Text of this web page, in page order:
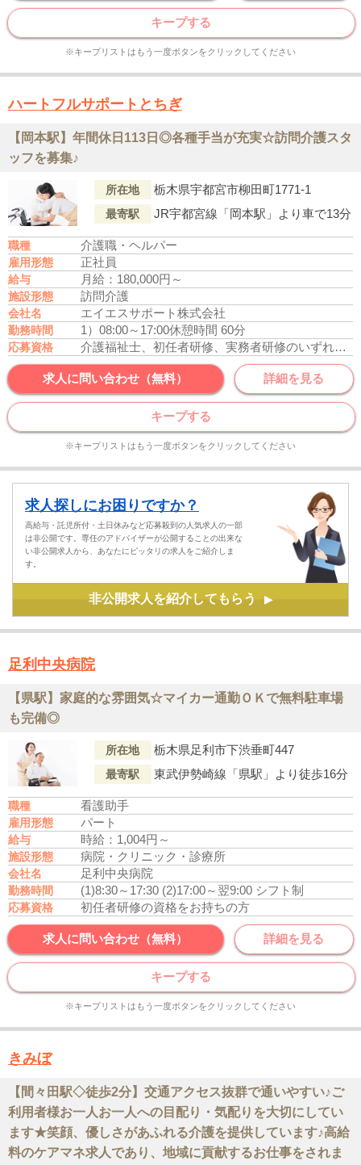
キープする
※キープリストはもう一度ボタンをクリックしてください
ハートフルサポートとちぎ
【岡本駅】年間休日113日◎各種手当が充実☆訪問介護スタ
ッフを募集♪
所在地 栃木県宇都宮市柳田町1771-1
最寄駅 JR宇都宮線「岡本駅」より車で13分
職種 介護職・ヘルパー
雇用形態 正社員
給与 月給：180,000円～
施設形態 訪問介護
会社名 エイエスサポート株式会社
勤務時間 1）08:00～17:00休憩時間 60分
応募資格 介護福祉士、初任者研修、実務者研修のいずれかの資格をお持ちの方
求人に問い合わせ（無料） 詳細を見る
キープする
※キープリストはもう一度ボタンをクリックしてください
求人探しにお困りですか？
高給与・託児所付・土日休みなど応募殺到の人気求人の一部
は非公開です。専任のアドバイザーが公開することの出来な
い非公開求人から、あなたにピッタリの求人をご紹介しま
す。
非公開求人を紹介してもらう ▶
足利中央病院
【県駅】家庭的な雰囲気☆マイカー通勤ＯＫで無料駐車場
も完備◎
所在地 栃木県足利市下渋垂町447
最寄駅 東武伊勢崎線「県駅」より徒歩16分
職種 看護助手
雇用形態 パート
給与 時給：1,004円～
施設形態 病院・クリニック・診療所
会社名 足利中央病院
勤務時間 (1)8:30～17:30 (2)17:00～翌9:00 シフト制
応募資格 初任者研修の資格をお持ちの方
求人に問い合わせ（無料） 詳細を見る
キープする
※キープリストはもう一度ボタンをクリックしてください
きみぼ
【間々田駅◇徒歩2分】交通アクセス抜群で通いやすい♪ご
利用者様お一人お一人への目配り・気配りを大切にしてい
ます★笑顔、優しさがあふれる介護を提供しています♪高給
料のケアマネ求人であり、地域に貢献するお仕事をされま